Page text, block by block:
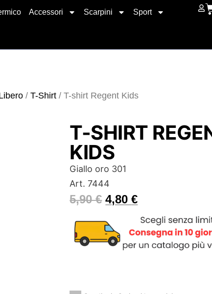
Accessori Scarpini Sport
/ T-Shirt / T-shirt Regent Kids
T-SHIRT
KIDS
Giallo oro 301
Art. 7444
5,90€ 4,80€